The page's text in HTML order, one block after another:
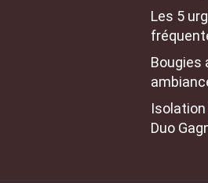
Les 5
Bougies
Duo